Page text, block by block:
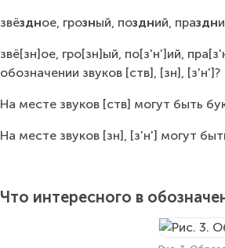
звёздное, грозный, поздний, праздн
звё[зн]ое, гро[зн]ый, по[з'н']ий,
обозначении звуков [ств], [зн], [з'н']?
На месте звуков [ств] могут быть
На месте звуков [зн], [з'н'] могут
Что интересного в